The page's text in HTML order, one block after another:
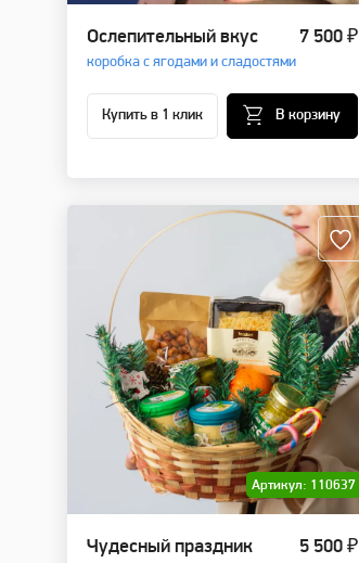
Ослепительный вкус
коробка с ягодами и сладостями
7 500 ₽
Купить в 1 клик В корзину
Артикул: 110637
Чудесный праздник 5 500 ₽